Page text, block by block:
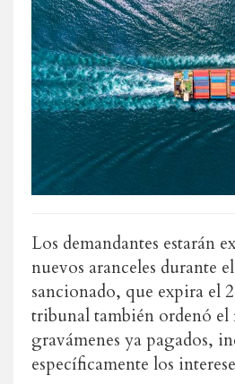
Los demandantes estarán
nuevos aranceles durante
sancionado, que expira el
tribunal también ordenó el
gravámenes ya pagados,
específicamente los